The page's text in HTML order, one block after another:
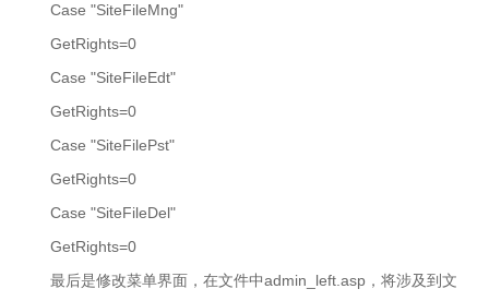
Case "SiteFileMng"
GetRights=0
Case "SiteFileEdt"
GetRights=0
Case "SiteFilePst"
GetRights=0
Case "SiteFileDel"
GetRights=0
最后是修改菜单界面，在文件中admin_left.asp，将涉及到文